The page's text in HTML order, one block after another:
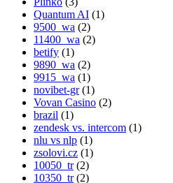
Quantum AI (1)
9500_wa (2)
11400_wa (2)
betify (1)
9890_wa (2)
9915_wa (1)
novibet-gr(1)
Vovan Casino (2)
brazil (1)
zendesk vs. intercom (1)
nlu vs nlp (1)
zsolovi.cz (1)
10050_tr(2)
10350_tr(2)